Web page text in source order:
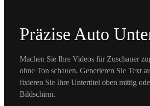
Präzise Auto
Machen Sie Ihre Videos für Zuschauer
ohne Ton schauen. Generieren Sie Text
fixieren Sie Ihre Untertitel oben mittig
Bildschirm.